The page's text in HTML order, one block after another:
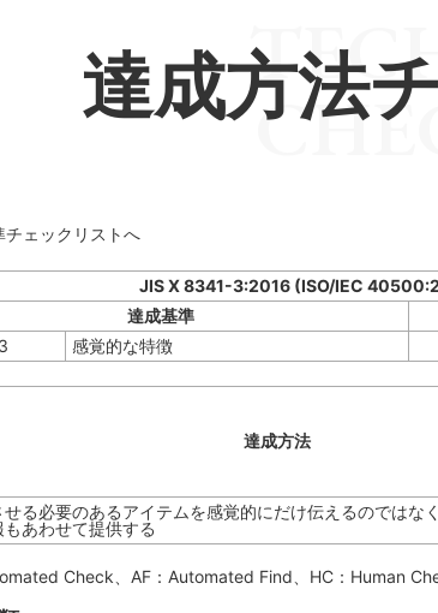
達成方法
チェックリストへ
JIS X 8341-3:2016 (ISO/IEC
達成基準
感覚的な特徴
達成方法
せる必要のあるアイテムを感覚的にだけ伝えるのではな
もあわせて提供する
Check 、AF： Automated Find 、HC： Human